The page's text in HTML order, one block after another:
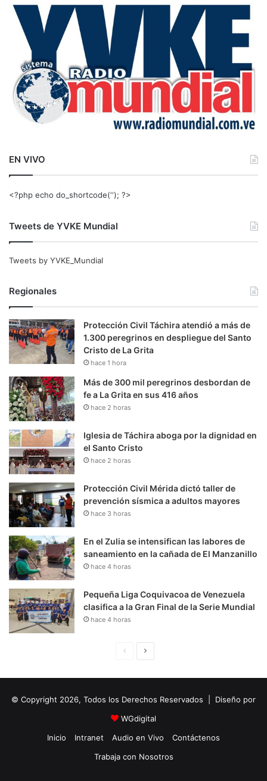
a
EN VIVO
<?php echo do_shortcode(‘‘); ?>
Tweets de YVKE Mundial
Tweets by YVKE_Mundial
Regionales
Protección Civil Táchira atendió a más de
1.300 peregrinos en despliegue del Santo
Cristo de La Grita
hace 1 hora
Más de 300 mil peregrinos desbordan de
fe a La Grita en sus 416 años
hace 2 horas
Iglesia de Táchira aboga por la dignidad en
el Santo Cristo
hace 2 horas
Protección Civil Mérida dictó taller de
prevención sísmica a adultos mayores
hace 3 horas
En el Zulia se intensifican las labores de
saneamiento en la cañada de El Manzanillo
hace 4 horas
Pequeña Liga Coquivacoa de Venezuela
clasifica a la Gran Final de la Serie Mundial
hace 4 horas
i
n
a
u
i
e
© Copyright 2026, Todos los Derechos Reservados | Diseño por
WGdigital
Inicio
Intranet Audio en Vivo
Contáctenos
Trabaja con Nosotros